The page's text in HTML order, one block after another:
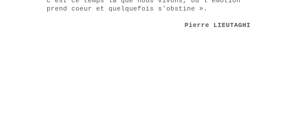
prend coeur et quelquefois s'obstine ».
Pierre LIEUTAGHI